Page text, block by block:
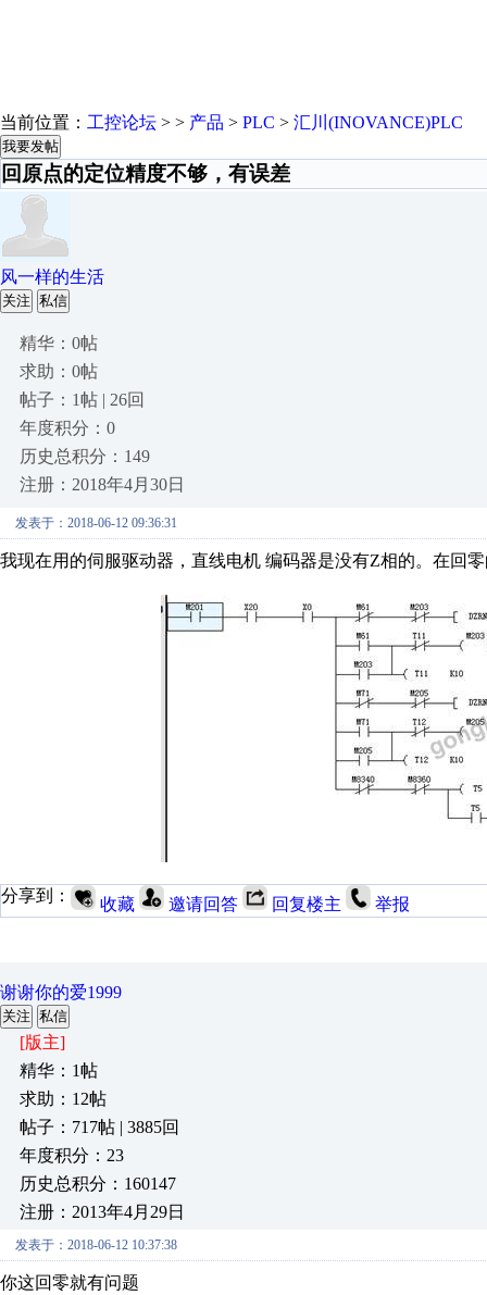
当前位置： 工控论坛 > > 产品 > PLC > 汇川(INOVANCE)PLC
我要发帖
回原点的定位精度不够，有误差
风一样的生活
关注 私信
精华：0帖
求助：0帖
帖子：1帖 | 26回
年度积分：0
历史总积分：149
注册：2018年4月30日
发表于：2018-06-12 09:36:31
我现在用的伺服驱动器，直线电机 编码器是没有Z相的。在回
分享到： 收藏 邀请回答 回复楼主 举报
谢谢你的爱1999
关注 私信
[版主]
精华：1帖
求助：12帖
帖子：717帖 | 3885回
年度积分：23
历史总积分：160147
注册：2013年4月29日
发表于：2018-06-12 10:37:38
你这回零就有问题